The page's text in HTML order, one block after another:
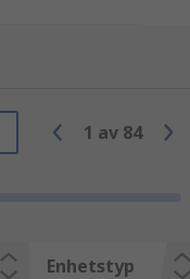
1 av 84
Enhetstyp